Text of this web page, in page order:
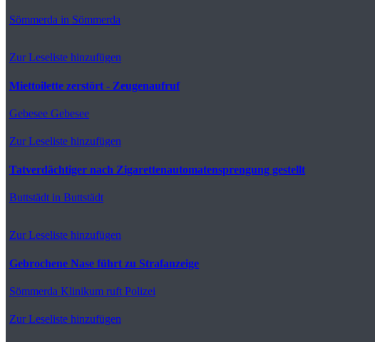
Sömmerda in Sömmerda
Zur Leseliste hinzufügen
Miettoilette zerstört - Zeugenaufruf
Gebesee Gebesee
Zur Leseliste hinzufügen
Tatverdächtiger nach Zigarettenautomatensprengung gestellt
Buttstädt in Buttstädt
Zur Leseliste hinzufügen
Gebrochene Nase führt zu Strafanzeige
Sömmerda Klinikum ruft Polizei
Zur Leseliste hinzufügen